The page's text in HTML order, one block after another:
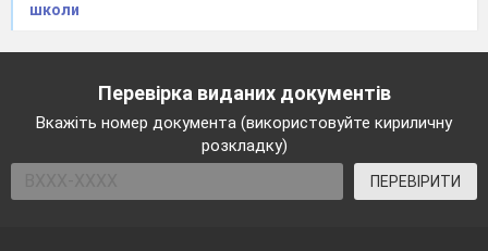
школи
Перевірка виданих документів
Вкажіть номер документа (використовуйте кириличну
розкладку)
ПЕРЕВІРИТИ